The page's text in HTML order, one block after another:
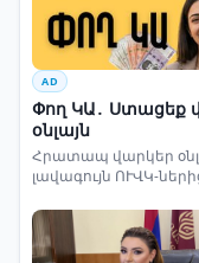
AD
Փող ԿԱ․ Ստացեք
օնլայն
Հրատապ վարկեր
լավագույն ՈՒՎԿ-